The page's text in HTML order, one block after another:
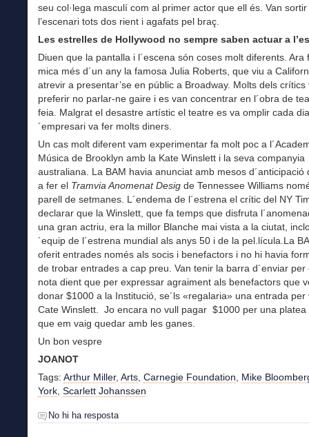
seu col·lega masculí com al primer actor que ell és. Van sortir
l’escenari tots dos rient i agafats pel braç.
Les estrelles de Hollywood no sempre saben actuar a
Diuen que la pantalla i l´escena són coses molt diferents. Ara
mica més d´un any la famosa Julia Roberts, que viu a
atrevir a presentar’se en públic a Broadway. Molts dels crítics
preferir no parlar-ne gaire i es van concentrar en l´obra de
feia. Malgrat el desastre artístic el teatre es va omplir cada
´empresari va fer molts diners.
Un cas molt diferent vam experimentar fa molt poc a
Música de Brooklyn amb la Kate Winslett i la seva companyia
australiana. La BAM havia anunciat amb mesos d´anticipació
a fer el Tramvia Anomenat Desig de Tennessee Williams
parell de setmanes. L´endema de l´estrena el crític del NY
declarar que la Winslett, que fa temps que disfruta
una gran actriu, era la millor Blanche mai vista a la ciutat,
´equip de l´estrena mundial als anys 50 i de la pel.lícula.La
oferit entrades només als socis i benefactors i no hi havia
de trobar entrades a cap preu. Van tenir la barra d´enviar per
nota dient que per expressar agraiment als benefactors que
donar $1000 a la Institució, se´ls «regalaria» una entrada per
Cate Winslett. Jo encara no vull pagar $1000 per una platea
que em vaig quedar amb les ganes.
Un bon vespre
JOANOT
Tags: Arthur Miller, Arts Carnegie Foundation
Mike
York Scarlett Johanssen
No hi ha resposta